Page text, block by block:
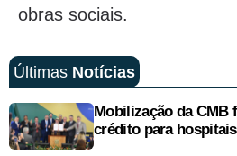
obras sociais.
Últimas Notícias
Mobilização da CMB
crédito para